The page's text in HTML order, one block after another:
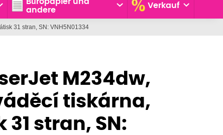
andere
Verkauf
31 stran, SN: VNH5N01334
M234dw,
tiskárna,
31 stran, SN: